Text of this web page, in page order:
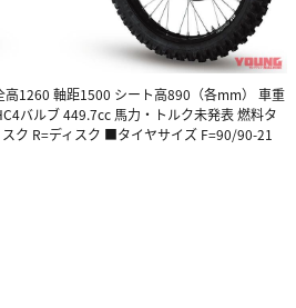
1260 軸距1500 シート高890（各mm） 車重
バルブ 449.7cc 馬力・トルク未発表 燃料タ
ク R=ディスク ■タイヤサイズ F=90/90-21